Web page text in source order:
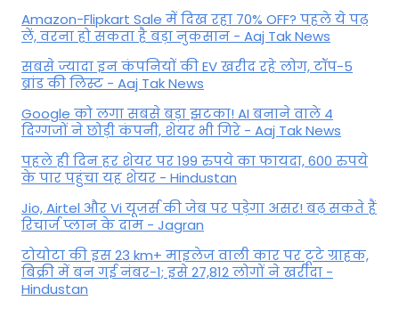
Amazon-Flipkart Sale में दिख रहा 70% OFF? पहले ये पढ़
लें, वरना हो सकता है बड़ा नुकसान - Aaj Tak News
सबसे ज्यादा इन कंपनियों की EV खरीद रहे लोग, टॉप-5
ब्रांड की लिस्ट - Aaj Tak News
Google को लगा सबसे बड़ा झटका! AI बनाने वाले 4
दिग्गजों ने छोड़ी कंपनी, शेयर भी गिरे - Aaj Tak News
पहले ही दिन हर शेयर पर 199 रुपये का फायदा, 600 रुपये
के पार पहुंचा यह शेयर - Hindustan
Jio, Airtel और Vi यूजर्स की जेब पर पड़ेगा असर! बढ़ सकते हैं
रिचार्ज प्लान के दाम - Jagran
टोयोटा की इस 23 km+ माइलेज वाली कार पर टूटे ग्राहक,
बिक्री में बन गई नंबर-1; इसे 27,812 लोगों ने खरीदा -
Hindustan